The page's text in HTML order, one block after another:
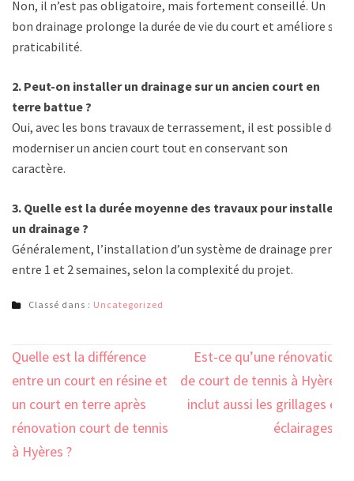
Non, il n’est pas obligatoire, mais fortement conseillé. Un
bon drainage prolonge la durée de vie du court et améliore sa
praticabilité.
2. Peut-on installer un drainage sur un ancien court en
terre battue ?
Oui, avec les bons travaux de terrassement, il est possible de
moderniser un ancien court tout en conservant son
caractère.
3. Quelle est la durée moyenne des travaux pour installer
un drainage ?
Généralement, l’installation d’un système de drainage prend
entre 1 et 2 semaines, selon la complexité du projet.
Classé dans : Uncategorized
Navigation
de
l’article
Quelle est la différence
entre un court en résine et
un court en terre après
rénovation court de tennis
à Hyères ?
Est-ce qu’une rénovation
de court de tennis à Hyères
inclut aussi les grillages et
éclairages ?